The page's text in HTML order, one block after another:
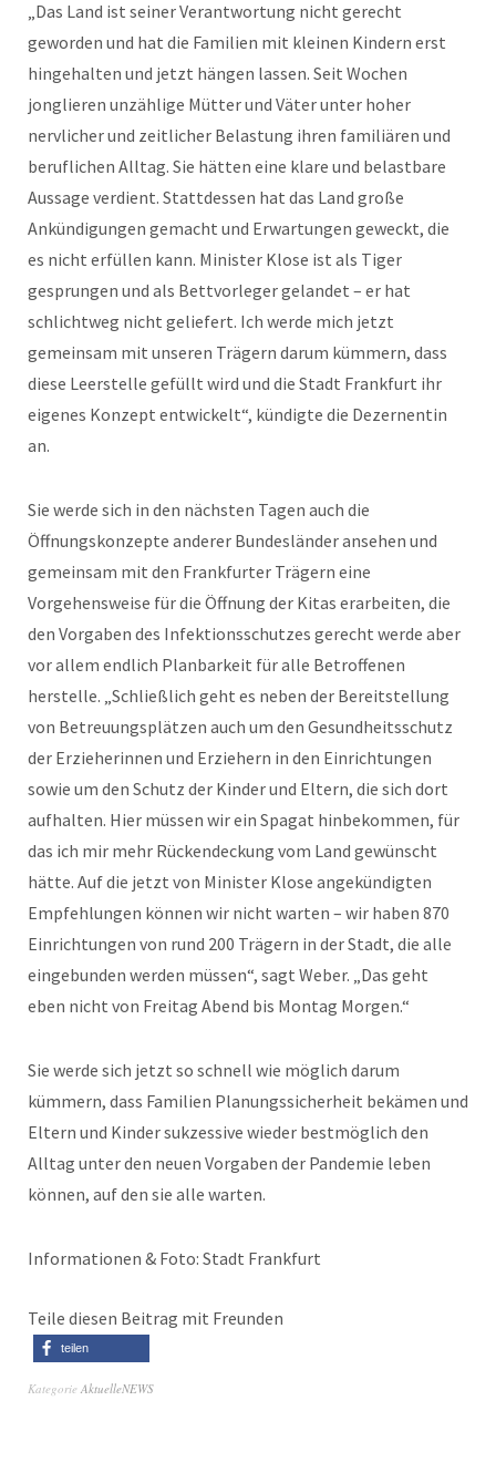
„Das Land ist seiner Verantwortung nicht gerecht
geworden und hat die Familien mit kleinen Kindern erst
hingehalten und jetzt hängen lassen. Seit Wochen
jonglieren unzählige Mütter und Väter unter hoher
nervlicher und zeitlicher Belastung ihren familiären und
beruflichen Alltag. Sie hätten eine klare und belastbare
Aussage verdient. Stattdessen hat das Land große
Ankündigungen gemacht und Erwartungen geweckt, die
es nicht erfüllen kann. Minister Klose ist als Tiger
gesprungen und als Bettvorleger gelandet – er hat
schlichtweg nicht geliefert. Ich werde mich jetzt
gemeinsam mit unseren Trägern darum kümmern, dass
diese Leerstelle gefüllt wird und die Stadt Frankfurt ihr
eigenes Konzept entwickelt“, kündigte die Dezernentin
an.
Sie werde sich in den nächsten Tagen auch die
Öffnungskonzepte anderer Bundesländer ansehen und
gemeinsam mit den Frankfurter Trägern eine
Vorgehensweise für die Öffnung der Kitas erarbeiten, die
den Vorgaben des Infektionsschutzes gerecht werde aber
vor allem endlich Planbarkeit für alle Betroffenen
herstelle. „Schließlich geht es neben der Bereitstellung
von Betreuungsplätzen auch um den Gesundheitsschutz
der Erzieherinnen und Erziehern in den Einrichtungen
sowie um den Schutz der Kinder und Eltern, die sich dort
aufhalten. Hier müssen wir ein Spagat hinbekommen, für
das ich mir mehr Rückendeckung vom Land gewünscht
hätte. Auf die jetzt von Minister Klose angekündigten
Empfehlungen können wir nicht warten – wir haben 870
Einrichtungen von rund 200 Trägern in der Stadt, die alle
eingebunden werden müssen“, sagt Weber. „Das geht
eben nicht von Freitag Abend bis Montag Morgen.“
Sie werde sich jetzt so schnell wie möglich darum
kümmern, dass Familien Planungssicherheit bekämen und
Eltern und Kinder sukzessive wieder bestmöglich den
Alltag unter den neuen Vorgaben der Pandemie leben
können, auf den sie alle warten.
Informationen & Foto: Stadt Frankfurt
Teile diesen Beitrag mit Freunden
teilen
Kategorie AktuelleNEWS